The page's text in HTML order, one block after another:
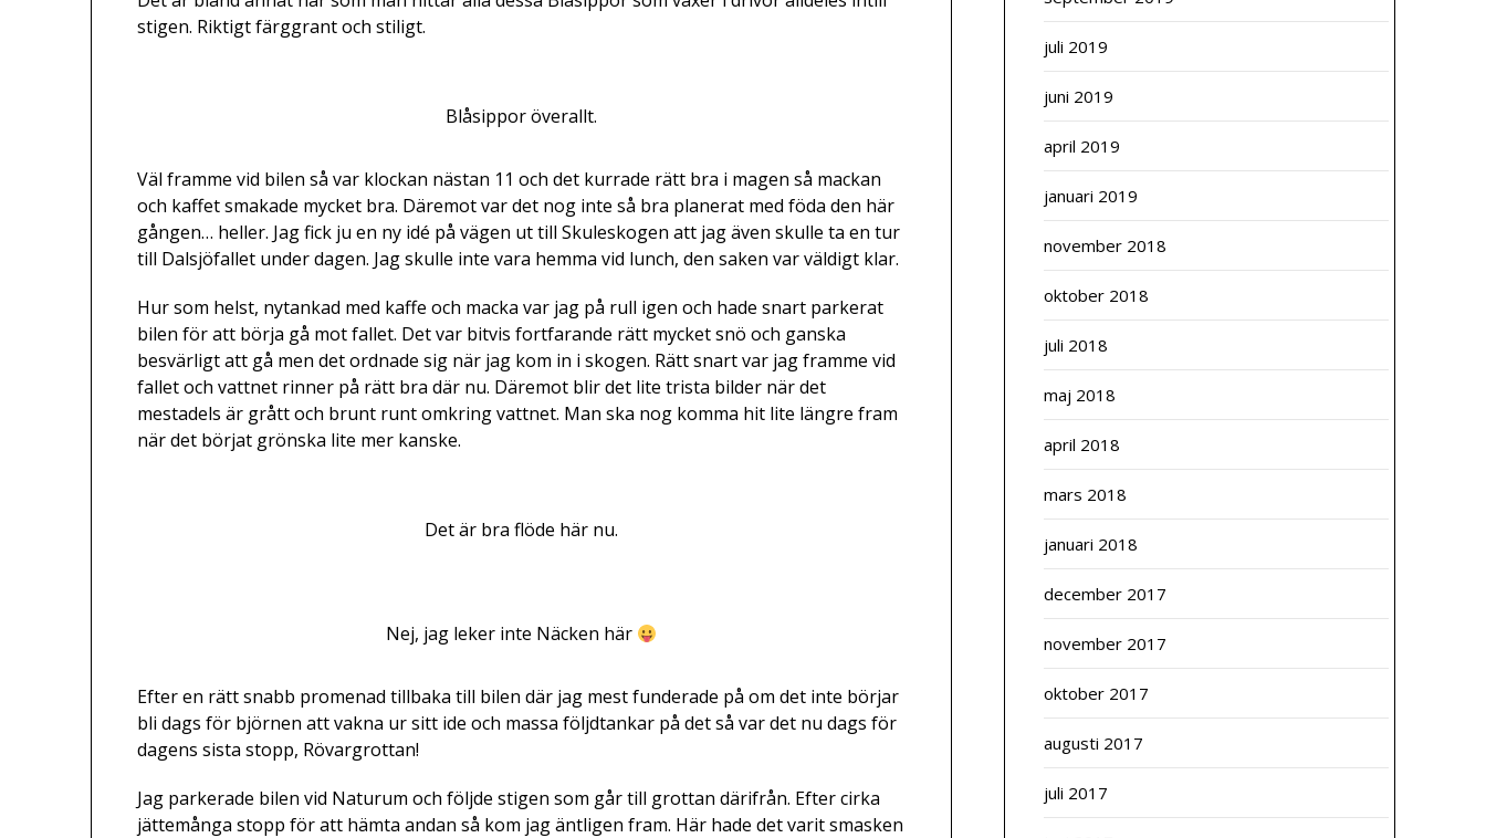
stigen. Riktigt färggrant och stiligt.
Blåsippor överallt.
Väl framme vid bilen så var klockan nästan 11 och det kurrade rätt bra i magen så mackan
och kaffet smakade mycket bra. Däremot var det nog inte så bra planerat med föda den här
gången… heller. Jag fick ju en ny idé på vägen ut till Skuleskogen att jag även skulle ta en tur
till Dalsjöfallet under dagen. Jag skulle inte vara hemma vid lunch, den saken var väldigt klar.
Hur som helst, nytankad med kaffe och macka var jag på rull igen och hade snart parkerat
bilen för att börja gå mot fallet. Det var bitvis fortfarande rätt mycket snö och ganska
besvärligt att gå men det ordnade sig när jag kom in i skogen. Rätt snart var jag framme vid
fallet och vattnet rinner på rätt bra där nu. Däremot blir det lite trista bilder när det
mestadels är grått och brunt runt omkring vattnet. Man ska nog komma hit lite längre fram
när det börjat grönska lite mer kanske.
Det är bra flöde här nu.
Nej, jag leker inte Näcken här
Efter en rätt snabb promenad tillbaka till bilen där jag mest funderade på om det inte börjar
bli dags för björnen att vakna ur sitt ide och massa följdtankar på det så var det nu dags för
dagens sista stopp, Rövargrottan!
Jag parkerade bilen vid Naturum och följde stigen som går till grottan därifrån. Efter cirka
jättemånga stopp för att hämta andan så kom jag äntligen fram. Här hade det varit smasken
juli 2019
juni 2019
april 2019
januari 2019
november 2018
oktober 2018
juli 2018
maj 2018
april 2018
mars 2018
januari 2018
december 2017
november 2017
oktober 2017
augusti 2017
juli 2017